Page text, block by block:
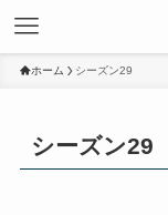
ホーム シーズン29
シーズン29